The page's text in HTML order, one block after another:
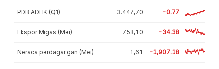
PDB ADHK (Q1) 3.447,70 -0.77
Ekspor Migas (Mei) 758,10 -34.38
Neraca perdagangan (Mei) -1,61 -1,907.18